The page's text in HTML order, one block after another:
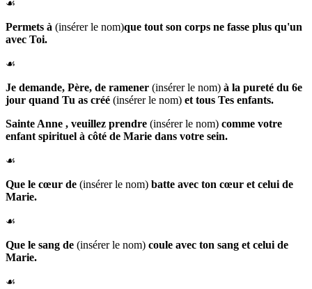
☙
Permets à (insérer le nom)que tout son corps ne fasse plus qu'un
avec Toi.
☙
Je demande, Père, de ramener (insérer le nom) à la pureté du 6e
jour quand Tu as créé (insérer le nom) et tous Tes enfants.
Sainte Anne , veuillez prendre (insérer le nom) comme votre
enfant spirituel à côté de Marie dans votre sein.
☙
Que le cœur de (insérer le nom) batte avec ton cœur et celui de
Marie.
☙
Que le sang de (insérer le nom) coule avec ton sang et celui de
Marie.
☙